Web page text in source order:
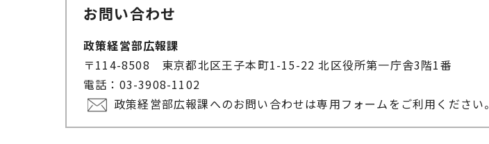
お問い合わせ
政策経営部広報課
〒114-8508 東京都北区王子本町1-15-22 北区役所第一庁舎3階1番
電話：03-3908-1102
政策経営部広報課へのお問い合わせは専用フォームをご利用ください。